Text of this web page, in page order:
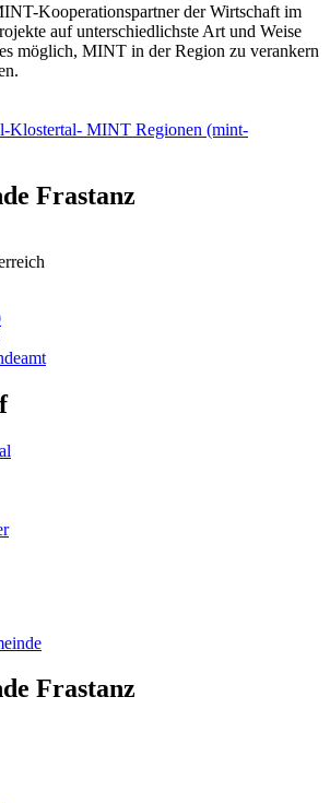
Kooperationspartner der Wirtschaft im
auf unterschiedlichste Art und Weise
möglich, MINT in der Region zu verankern
Klostertal- MINT Regionen (mint-
Frastanz
Frastanz